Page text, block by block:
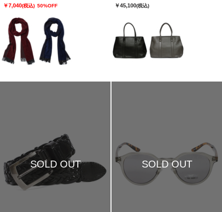
￥7,040(税込) 50%OFF ￥45,100(税込)
SOLD OUT SOLD OUT